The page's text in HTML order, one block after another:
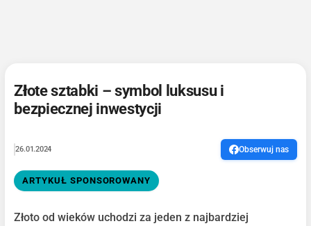
Złote sztabki – symbol luksusu i
bezpiecznej inwestycji
26.01.2024 Obserwuj nas
ARTYKUŁ SPONSOROWANY
Złoto od wieków uchodzi za jeden z najbardziej